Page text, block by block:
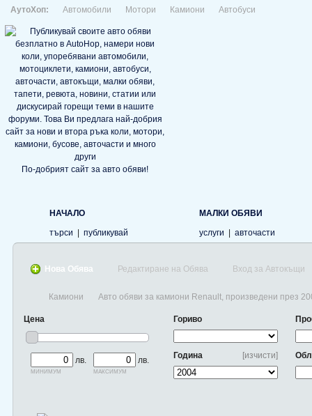
АутоХоп: Автомобили Мотори Камиони Автобуси
По-добрият сайт за авто обяви!
НАЧАЛО
търси
публикувай
МАЛКИ ОБЯВИ
услуги
авточасти
Нова Обява Редактиране на Обява Вход за Автокъщи
Камиони Авто обяви за камиони Renault, произведени през
Цена
лв.
минимум
лв.
максимум
Гориво
[изчисти]
Година